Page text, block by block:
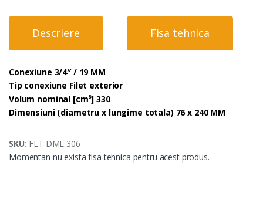
Descriere Fisa tehnica
Conexiune 3/4″ / 19 MM
Tip conexiune Filet exterior
Volum nominal [cm³] 330
Dimensiuni (diametru x lungime totala) 76 x 240 MM
SKU: FLT DML 306
Momentan nu exista fisa tehnica pentru acest produs.